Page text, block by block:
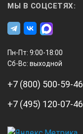
МЫ В СОЦСЕТЯХ:
Пн-Пт: 9:00-18:00
Сб-Вс: выходной
+7 (800) 500-59-46
+7 (495) 120-07-46